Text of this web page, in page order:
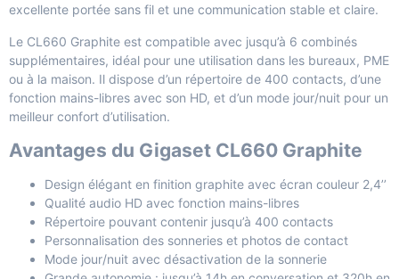
excellente portée sans fil et une communication stable et claire.
Le CL660 Graphite est compatible avec jusqu’à 6 combinés
supplémentaires, idéal pour une utilisation dans les bureaux, PME
ou à la maison. Il dispose d’un répertoire de 400 contacts, d’une
fonction mains-libres avec son HD, et d’un mode jour/nuit pour un
meilleur confort d’utilisation.
Avantages du Gigaset CL660 Graphite
Design élégant en finition graphite avec écran couleur 2,4’’
Qualité audio HD avec fonction mains-libres
Répertoire pouvant contenir jusqu’à 400 contacts
Personnalisation des sonneries et photos de contact
Mode jour/nuit avec désactivation de la sonnerie